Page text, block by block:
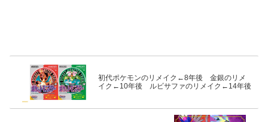
初代ポケモンのリメイク←8年後 金銀のリメ
イク←10年後 ルビサファのリメイク←14年後